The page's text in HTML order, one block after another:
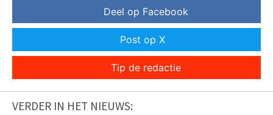
Deel op Facebook
Post op X
Tip de redactie
VERDER IN HET NIEUWS: